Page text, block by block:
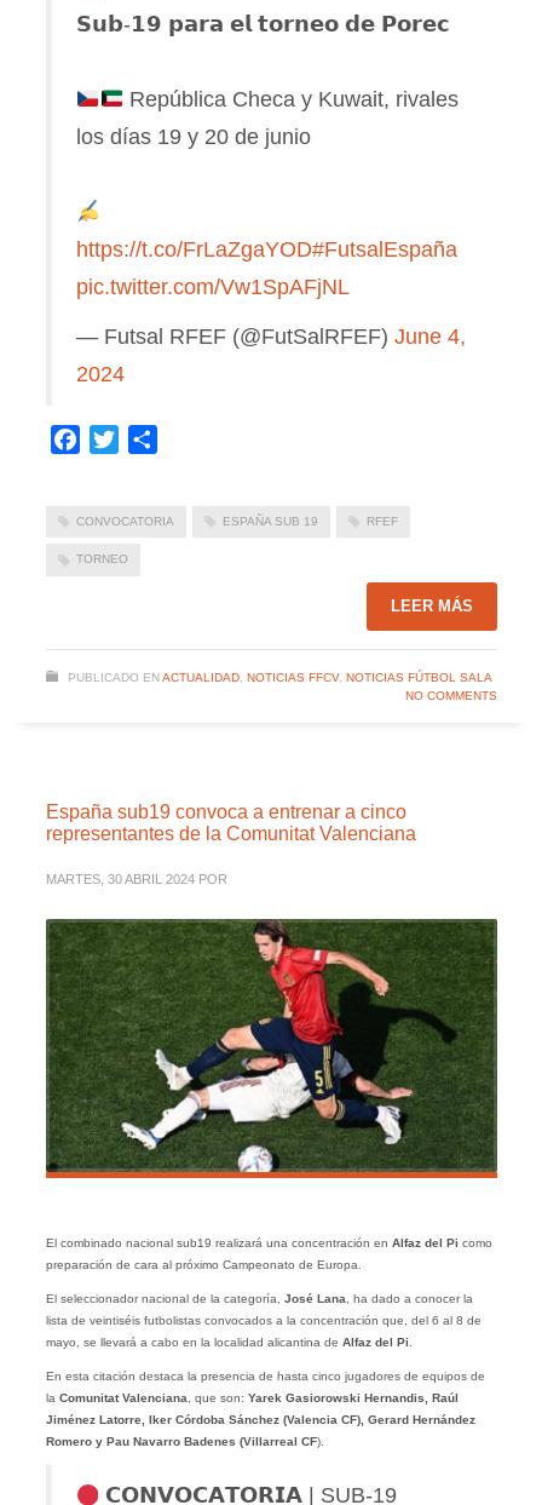
𝗦𝘂𝗯-𝟭𝟵 𝗽𝗮𝗿𝗮 𝗲𝗹 𝘁𝗼𝗿𝗻𝗲𝗼 𝗱𝗲 𝗣𝗼𝗿𝗲𝗰
República Checa y Kuwait, rivales
los días 19 y 20 de junio
https://t.co/FrLaZgaYOD#FutsalEspaña
pic.twitter.com/Vw1SpAFjNL
— Futsal RFEF (@FutSalRFEF) June 4,
2024
Facebook
Twitter
CONVOCATORIA ESPAÑA SUB 19 RFEF
TORNEO
LEER MÁS
PUBLICADO EN ACTUALIDAD, NOTICIAS FFCV, NOTICIAS FÚTBOL SALA
NO COMMENTS
España sub19 convoca a entrenar a cinco
representantes de la Comunitat Valenciana
MARTES, 30 ABRIL 2024 POR
El combinado nacional sub19 realizará una concentración en Alfaz del Pi como
preparación de cara al próximo Campeonato de Europa.
El seleccionador nacional de la categoría, José Lana, ha dado a conocer la
lista de veintiséis futbolistas convocados a la concentración que, del 6 al 8 de
mayo, se llevará a cabo en la localidad alicantina de Alfaz del Pi.
En esta citación destaca la presencia de hasta cinco jugadores de equipos de
la Comunitat Valenciana, que son: Yarek Gasiorowski Hernandis, Raúl
Jiménez Latorre, Iker Córdoba Sánchez (Valencia CF), Gerard Hernández
Romero y Pau Navarro Badenes (Villarreal CF).
𝗖𝗢𝗡𝗩𝗢𝗖𝗔𝗧𝗢𝗥𝗜𝗔 | SUB-19